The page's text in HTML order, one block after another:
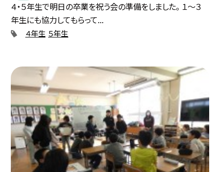
４・５年生で明日の卒業を祝う会の準備をしました。 １～３
年生にも協力してもらって...
４年生 ５年生